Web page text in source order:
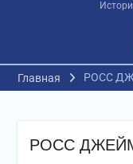
Главная РОСС
РОСС